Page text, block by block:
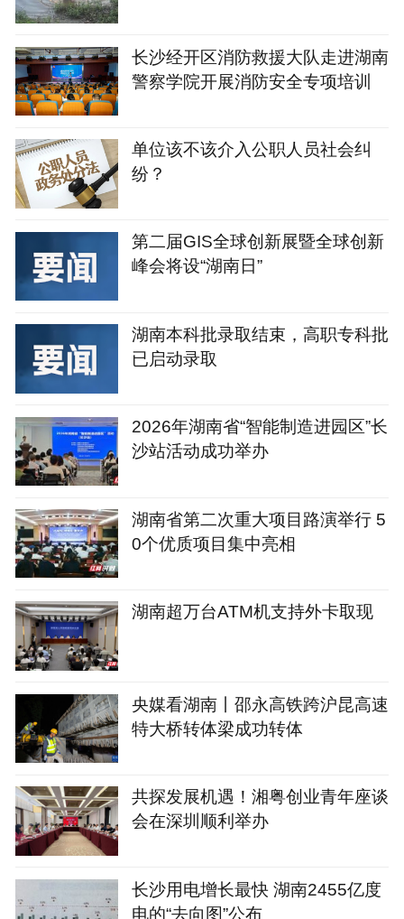
长沙经开区消防救援大队走进湖南
警察学院开展消防安全专项培训
单位该不该介入公职人员社会纠
纷？
第二届GIS全球创新展暨全球创新
峰会将设“湖南日”
湖南本科批录取结束，高职专科批
已启动录取
2026年湖南省“智能制造进园区”长
沙站活动成功举办
湖南省第二次重大项目路演举行 5
0个优质项目集中亮相
湖南超万台ATM机支持外卡取现
央媒看湖南丨邵永高铁跨沪昆高速
特大桥转体梁成功转体
共探发展机遇！湘粤创业青年座谈
会在深圳顺利举办
长沙用电增长最快 湖南2455亿度
电的“去向图”公布